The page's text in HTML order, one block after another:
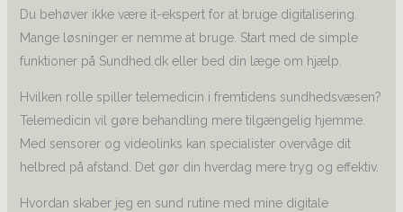
Du behøver ikke være it-ekspert for at bruge digitalisering.
Mange løsninger er nemme at bruge. Start med de simple
funktioner på Sundhed.dk eller bed din læge om hjælp.
Hvilken rolle spiller telemedicin i fremtidens sundhedsvæsen?
Telemedicin vil gøre behandling mere tilgængelig hjemme.
Med sensorer og videolinks kan specialister overvåge dit
helbred på afstand. Det gør din hverdag mere tryg og effektiv.
Hvordan skaber jeg en sund rutine med mine digitale